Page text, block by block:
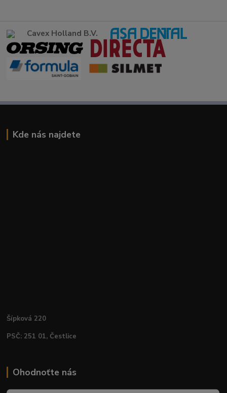
Cavex Holland B.V.
Kde nás najdete
Šípková 220
PSČ: 251 01, Čestlice
Ohodnoťte nás